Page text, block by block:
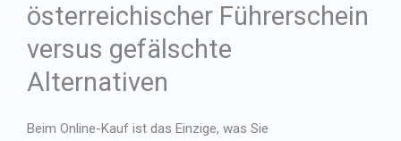
österreichischer Führerschein
versus gefälschte
Alternativen
Beim Online-Kauf ist das Einzige, was Sie